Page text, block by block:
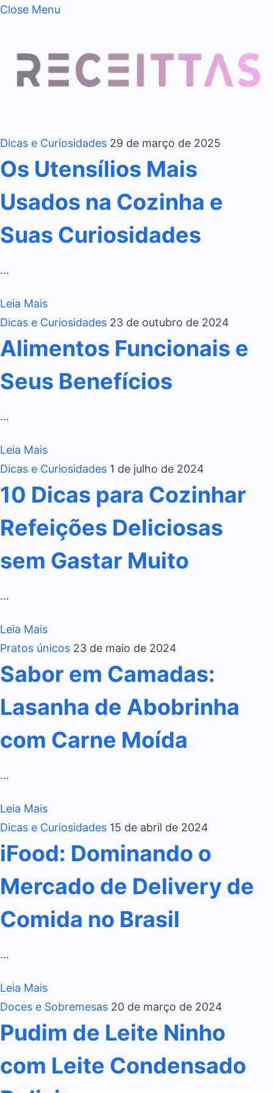
Close Menu
Dicas e Curiosidades 29 de março de 2025
Os Utensílios Mais
Usados na Cozinha e
Suas Curiosidades
…
Leia Mais
Dicas e Curiosidades 23 de outubro de 2024
Alimentos Funcionais e
Seus Benefícios
…
Leia Mais
Dicas e Curiosidades 1 de julho de 2024
10 Dicas para Cozinhar
Refeições Deliciosas
sem Gastar Muito
…
Leia Mais
Pratos únicos 23 de maio de 2024
Sabor em Camadas:
Lasanha de Abobrinha
com Carne Moída
…
Leia Mais
Dicas e Curiosidades 15 de abril de 2024
iFood: Dominando o
Mercado de Delivery de
Comida no Brasil
…
Leia Mais
Doces e Sobremesas 20 de março de 2024
Pudim de Leite Ninho
com Leite Condensado